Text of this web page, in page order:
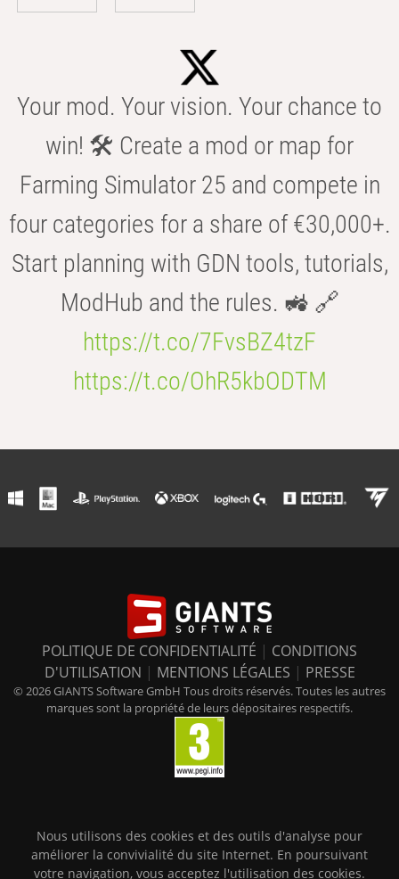
Your mod. Your vision. Your chance to
win! 🛠️ Create a mod or map for
Farming Simulator 25 and compete in
four categories for a share of €30,000+.
Start planning with GDN tools, tutorials,
ModHub and the rules. 🚜 🔗
https://t.co/7FvsBZ4tzF
https://t.co/OhR5kbODTM
POLITIQUE DE CONFIDENTIALITÉ | CONDITIONS
D'UTILISATION | MENTIONS LÉGALES | PRESSE
© 2026 GIANTS Software GmbH Tous droits réservés. Toutes les autres
marques sont la propriété de leurs dépositaires respectifs.
Nous utilisons des cookies et des outils d'analyse pour
améliorer la convivialité du site Internet. En poursuivant
votre navigation, vous acceptez l'utilisation des cookies.